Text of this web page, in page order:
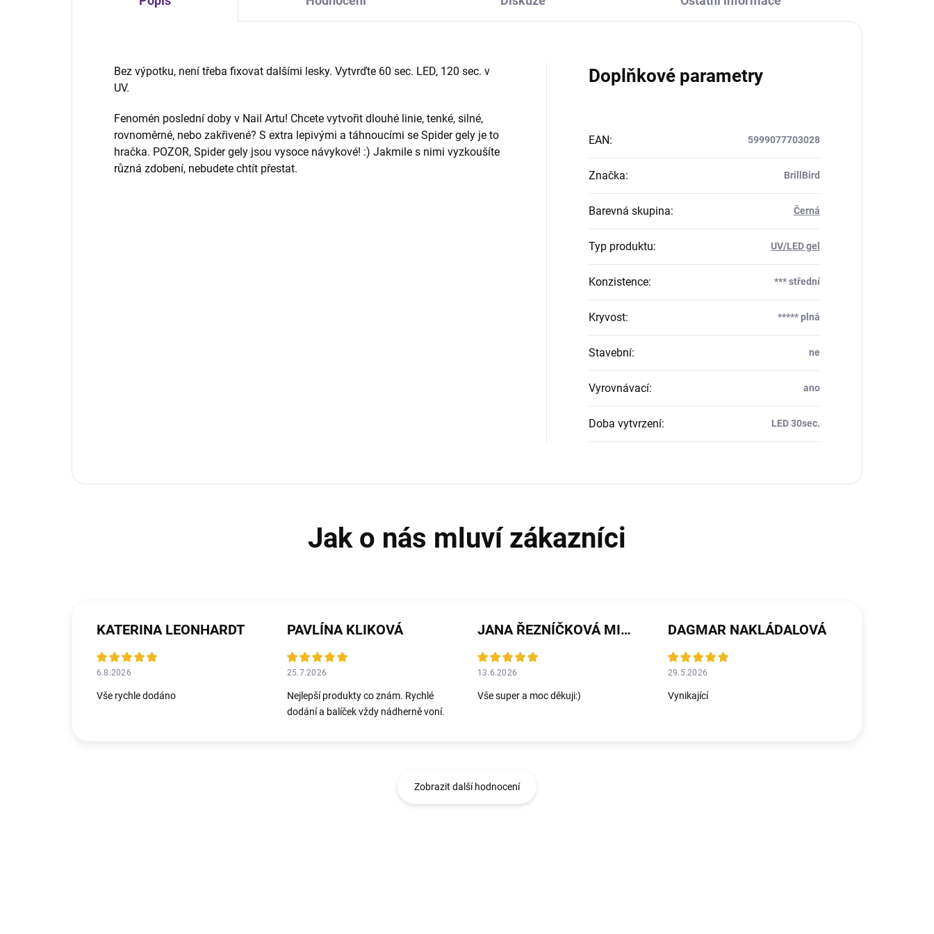
Bez výpotku, není třeba fixovat dalšími lesky. Vytvrďte 60 sec. LED, 120 sec. v
UV.
Fenomén poslední doby v Nail Artu! Chcete vytvořit dlouhé linie, tenké, silné,
rovnoměrné, nebo zakřivené? S extra lepivými a táhnoucími se Spider gely je to
hračka. POZOR, Spider gely jsou vysoce návykové! :) Jakmile s nimi vyzkoušíte
různá zdobení, nebudete chtít přestat.
Doplňkové parametry
EAN: 5999077703028
Značka: BrillBird
Barevná skupina: Černá
Typ produktu: UV/LED gel
Konzistence: *** střední
Kryvost: ***** plná
Stavební: ne
Vyrovnávací: ano
Doba vytvrzení: LED 30sec.
KATERINA LEONHARDT
6.8.2026
Vše rychle dodáno
PAVLÍNA KLIKOVÁ
25.7.2026
Nejlepší produkty co znám. Rychlé
dodání a balíček vždy nádherně voní.
JANA ŘEZNÍČKOVÁ MICHALIČKOVÁ
13.6.2026
Vše super a moc děkuji:)
DAGMAR NAKLÁDALOVÁ
29.5.2026
Vynikající
Zobrazit další hodnocení